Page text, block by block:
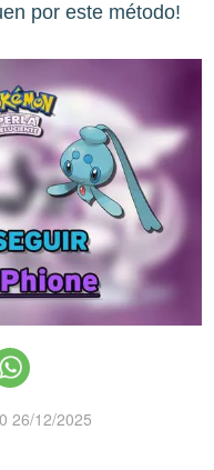
por este método!
26/12/2025